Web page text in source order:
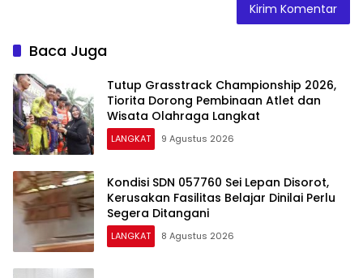
Baca Juga
Tutup Grasstrack Championship 2026,
Tiorita Dorong Pembinaan Atlet dan
Wisata Olahraga Langkat
LANGKAT 9 Agustus 2026
Kondisi SDN 057760 Sei Lepan Disorot,
Kerusakan Fasilitas Belajar Dinilai Perlu
Segera Ditangani
LANGKAT 8 Agustus 2026